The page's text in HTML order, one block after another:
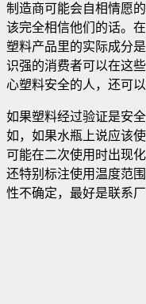
制造商可能会自相情愿
该完全相信他们的话。
塑料产品里的实际成分
识强的消费者可以在这
心塑料安全的人，还可
如果塑料经过验证是安
如，如果水瓶上说应该
可能在二次使用时出现
还特别标注使用温度范
性不确定，最好是联系